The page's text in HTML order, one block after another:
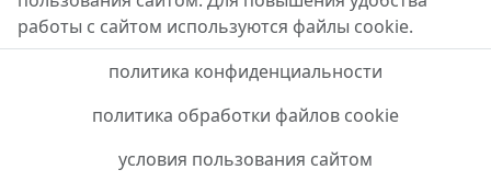
работы с сайтом используются файлы cookie.
политика конфиденциальности
политика обработки файлов cookie
условия пользования сайтом